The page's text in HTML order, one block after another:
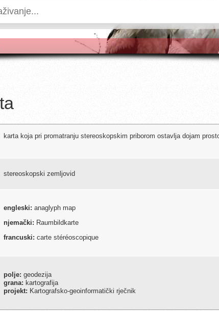
karta koja pri promatranju stereoskopskim priborom ostavlja dojam
stereoskopski zemljovid
engleski: anaglyph map
njemački: Raumbildkarte
francuski: carte stéréoscopique
polje: geodezija
grana: kartografija
projekt: Kartografsko-geoinformatički rječnik